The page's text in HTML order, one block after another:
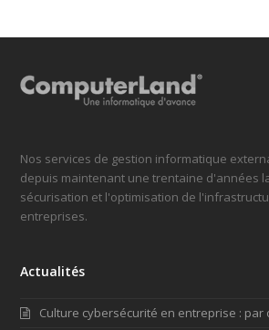
Nos services de gestion informatique
depuis maintenant une trentaine d'années
sécurisation et l'optimisation de
entreprises.
Actualités
Culture cybersécurité en entreprise : par